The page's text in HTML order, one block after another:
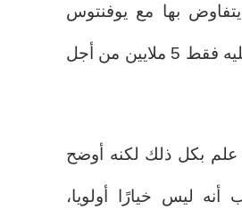
يتفاوض بها مع يوفنتوس
الذي عرض عليه فقط 5 ملايين من أجل
علم بكل ذلك لكنه أوضح
أنه ليس خيارًا أولويا،